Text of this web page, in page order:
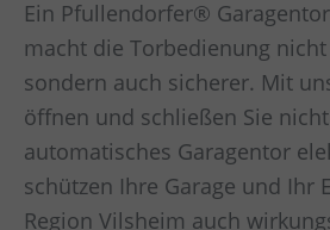
Ein Pfullendorfer®
macht die Torbedienung
sondern auch sicherer. Mit
öffnen und schließen Sie
automatisches Garagentor
schützen Ihre Garage und Ihr
Region Vilsheim auch